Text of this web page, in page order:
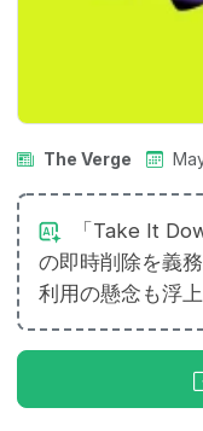
The Verge
「Take It
の即時削除を義
利用の懸念も浮